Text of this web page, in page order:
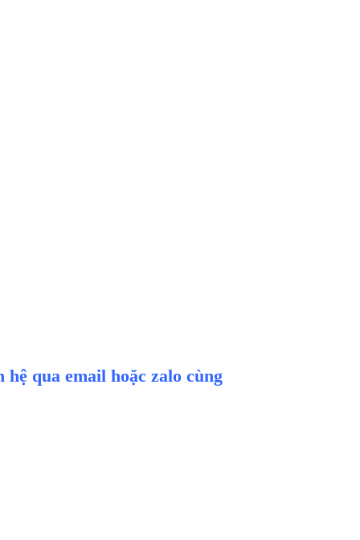
qua email hoặc zalo cùng